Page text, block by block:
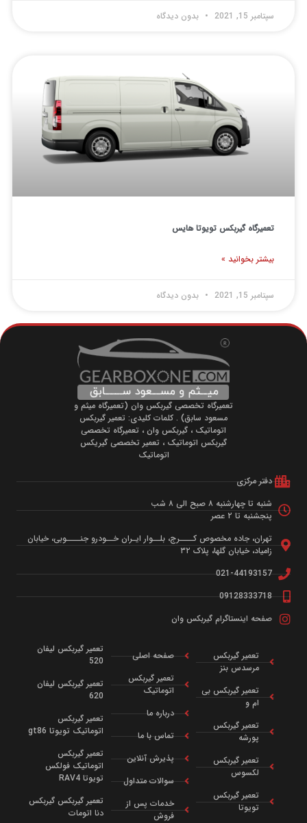
بدون دیدگاه
گیربکس تویوتا هایس
بخوانید »
بدون دیدگاه
تعمیرگاه تخصصی گیربکس وان (تعمیرگاه میثم و
مسعود سابق) . کلمات کلیدی: تعمیر گیربکس
اتوماتیک ، گیربکس وان ، تعمیرگاه تخصصی
گیربکس اتوماتیک ، تعمیر تخصصی گیریکس
مرکزی
تا چهارشنبه ۸ صبح الی ۸ شب
تا ۲ عصر
جاده مخصوص کــــرج، بلــوار ایـران خــودرو جنــــوبی، خیابان
خیابان گلها، پلاک ۳۲
021-
اینستاگرام گیربکس وان
تعمیر گیربکس
مرسدس بنز
تعمیر گیربکس بی
تعمیر گیربکس
تعمیر گیربکس
لکسوس
تعمیر گیربکس
صفحه اصلی
تعمیر گیربکس
اتوماتیک
درباره ما
تماس با ما
پذیرش آنلاین
سوالات متداول
خدمات پس از
تعمیر گیربکس لیفان
520
تعمیر گیربکس لیفان
تعمیر گیربکس
اتوماتیک تویوتا gt86
تعمیر گیربکس
اتوماتیک فولکس
تویوتا RAV4
تعمیر گیربکس گیربکس
دنا اتومات